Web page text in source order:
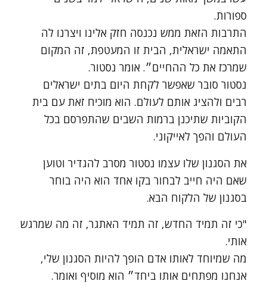
ספורות.
התרבות הזאת ממש נכנסה חזק אלינו ויצרנו לה
התאמה ישראלית, הבית זו המעטפת, זה המקום
שמרכז את כל ההחיים״. אומר נסטור.
נסטור סובר שאפשר לקחת היום בתים ישראלים
רבים ולהציג אותם לעולם. הוא מוכיח זאת עם בית
הקוביות שתיכנן ברמות השבים שהתפרסם בכל
העולם והפך לאייקוני.
את הסגנון שלו עצמו נסטור מסרב להגדיר וטוען
שאם היה חייב לבחור בקו אחד הוא היה בוחר
בסגנון של הלקוח הבא.
"כי זה תמיד החדש, זה תמיד האתגר, זה מה שמרגש
אותי.
מה שמיוחד לאותו אדם הופך להיות הסגנון שלי,
אנחנו מפתחים אותו ביחד״ הוא מוסיף ואומר.